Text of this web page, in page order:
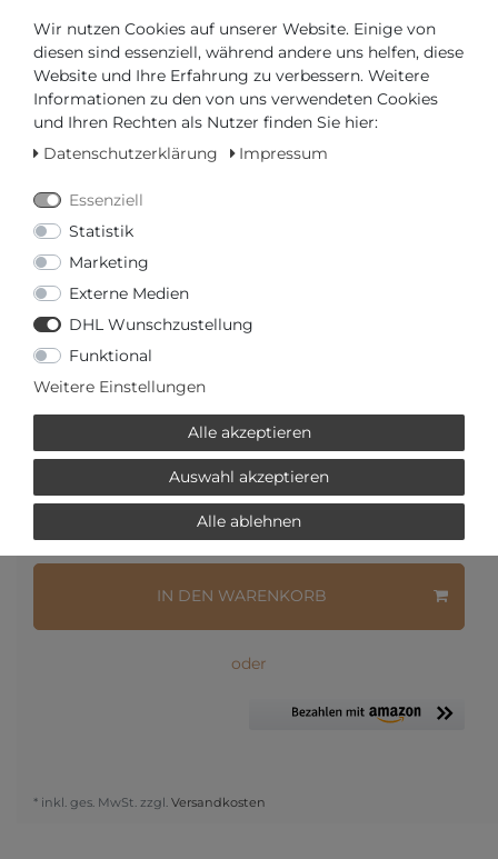
Auf Lager, sofort versandbereit
AUTORISIERTER HÄNDLER
SCHNELLE LIEFERZEIT
Ihr Preis bei3% Skonto
*
Frage zum Artikel Preisanfrage
IN DEN WARENKORB
oder
* inkl. ges. MwSt. zzgl. Versandkosten
Wir nutzen Cookies auf unserer Website. Einige von
diesen sind essenziell, während andere uns helfen, diese
Website und Ihre Erfahrung zu verbessern. Weitere
Informationen zu den von uns verwendeten Cookies
und Ihren Rechten als Nutzer finden Sie hier:
Datenschutzerklärung
Impressum
Essenziell
Statistik
Marketing
Externe Medien
DHL Wunschzustellung
Funktional
Weitere Einstellungen
Alle akzeptieren
Auswahl akzeptieren
Alle ablehnen